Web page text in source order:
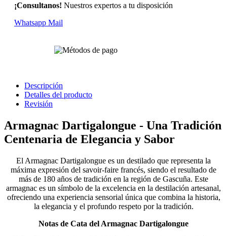
¡Consultanos! Nuestros expertos a tu disposición
Whatsapp Mail
Descripción
Detalles del producto
Revisión
Armagnac Dartigalongue - Una Tradición
Centenaria de Elegancia y Sabor
El Armagnac Dartigalongue es un destilado que representa la
máxima expresión del savoir-faire francés, siendo el resultado de
más de 180 años de tradición en la región de Gascuña. Este
armagnac es un símbolo de la excelencia en la destilación artesanal,
ofreciendo una experiencia sensorial única que combina la historia,
la elegancia y el profundo respeto por la tradición.
Notas de Cata del Armagnac Dartigalongue